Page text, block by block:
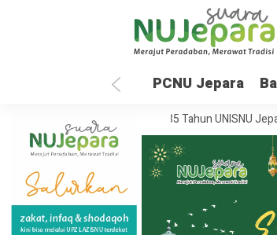
PCNU Jepara
Depan Global 35 Tahun UNISNU Jepara: